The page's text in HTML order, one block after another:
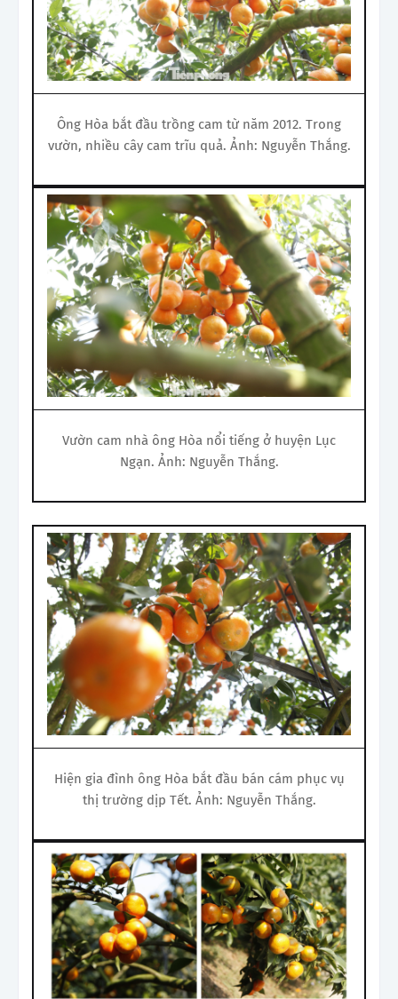
Ông Hòa bắt đầu trồng cam từ năm 2012. Trong
vườn, nhiều cây cam trĩu quả. Ảnh: Nguyễn Thắng.
Vườn cam nhà ông Hòa nổi tiếng ở huyện Lục
Ngạn. Ảnh: Nguyễn Thắng.
Hiện gia đình ông Hòa bắt đầu bán cám phục vụ
thị trường dịp Tết. Ảnh: Nguyễn Thắng.